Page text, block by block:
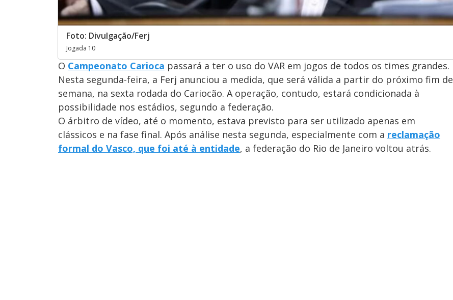
Foto: Divulgação/Ferj
Jogada 10
O Campeonato Carioca passará a ter o uso do VAR em jogos de todos os times grandes.
Nesta segunda-feira, a Ferj anunciou a medida, que será válida a partir do próximo fim de
semana, na sexta rodada do Cariocão. A operação, contudo, estará condicionada à
possibilidade nos estádios, segundo a federação.
O árbitro de vídeo, até o momento, estava previsto para ser utilizado apenas em
clássicos e na fase final. Após análise nesta segunda, especialmente com a reclamação
formal do Vasco, que foi até à entidade, a federação do Rio de Janeiro voltou atrás.